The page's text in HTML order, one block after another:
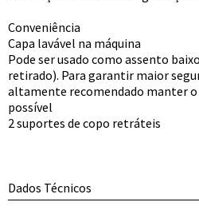
Conveniência
Capa lavável na máquina
Pode ser usado como assento
retirado). Para garantir maior
altamente recomendado manter
possível
2 suportes de copo retráteis
Dados Técnicos